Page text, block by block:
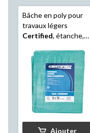
Bâche en poly pour
travaux légers
Certified, étanche,
Ajouter